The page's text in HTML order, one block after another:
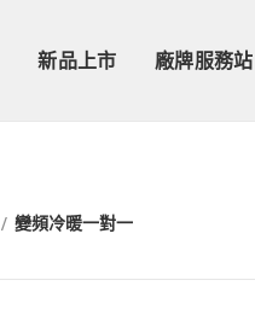
新品上市 廠牌服務站
變頻冷暖一對一